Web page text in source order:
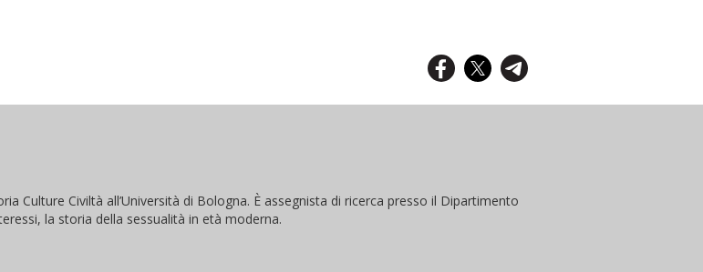
Culture Civiltà all’Università di Bologna. È assegnista di ricerca presso il Dipartimento
la storia della sessualità in età moderna.